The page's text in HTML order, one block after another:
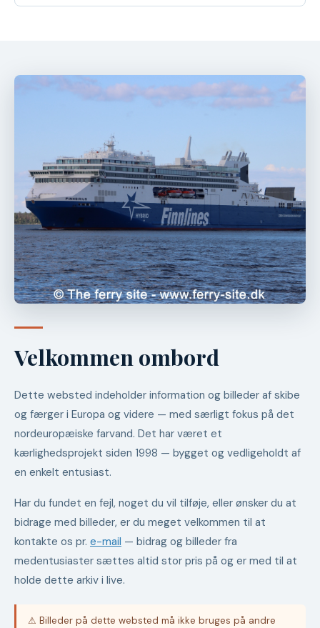
Velkommen ombord
Dette websted indeholder information og billeder af skibe
og færger i Europa og videre — med særligt fokus på det
nordeuropæiske farvand. Det har været et
kærlighedsprojekt siden 1998 — bygget og vedligeholdt af
en enkelt entusiast.
Har du fundet en fejl, noget du vil tilføje, eller ønsker du at
bidrage med billeder, er du meget velkommen til at
kontakte os pr. e-mail — bidrag og billeder fra
medentusiaster sættes altid stor pris på og er med til at
holde dette arkiv i live.
⚠ Billeder på dette websted må ikke bruges på andre